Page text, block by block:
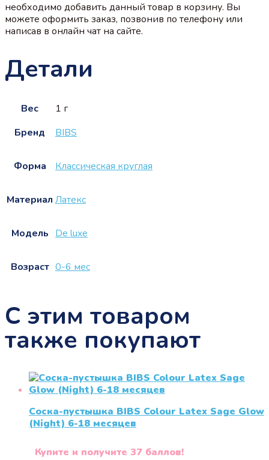
необходимо добавить данный товар в корзину. Вы
можете оформить заказ, позвонив по телефону или
написав в онлайн чат на сайте.
Детали
Вес
1 г
Бренд
BIBS
Форма Классическая круглая
Материал Латекс
Модель De luxe
Возраст 0-6 мес
С этим товаром
также покупают
Соска-пустышка BIBS Colour Latex Sage Glow
(Night) 6-18 месяцев
Купите и получите 37 баллов!